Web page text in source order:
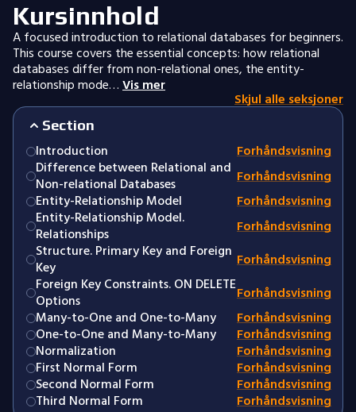
Kursinnhold
A focused introduction to relational databases for beginners.
This course covers the essential concepts: how relational
databases differ from non-relational ones, the entity-
relationship mode…Vis mer
Skjul alle seksjoner
Section
Introduction
Forhåndsvisning
Difference between Relational and
Non-relational Databases
Forhåndsvisning
Entity-Relationship Model
Forhåndsvisning
Entity-Relationship Model.
Relationships
Forhåndsvisning
Structure. Primary Key and Foreign
Key
Forhåndsvisning
Foreign Key Constraints. ON DELETE
Options
Forhåndsvisning
Many-to-One and One-to-Many
Forhåndsvisning
One-to-One and Many-to-Many
Forhåndsvisning
Normalization
Forhåndsvisning
First Normal Form
Forhåndsvisning
Second Normal Form
Forhåndsvisning
Third Normal Form
Forhåndsvisning